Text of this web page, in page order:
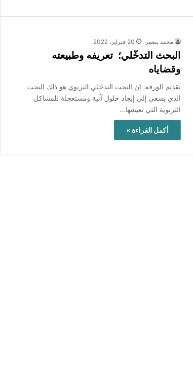
محمد بنعمر 20 فبراير، 2022
البحث التدخّلي؛ تعريفه وطبيعته
وقضاياه
تقديم الورقة: إن البحث التدخلي التربوي هو ذلك البحث
الذي يسعى إلى إيجاد حلول آنية ومستعجلة للمشاكل
التربوية التي تعيشها…
أكمل القراءة »